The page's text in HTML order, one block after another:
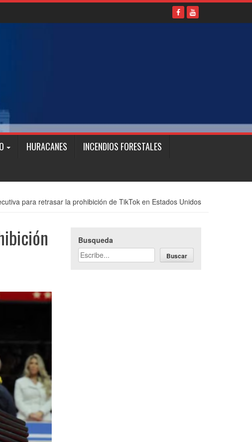
HURACANES
INCENDIOS FORESTALES
para retrasar la prohibición de TikTok en Estados Unidos
Busqueda
Buscar